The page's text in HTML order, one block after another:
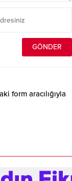
form aracılığıyla